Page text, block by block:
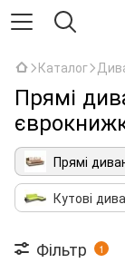
Каталог
Прямі
Прямі
Кутові
Фільтр 1